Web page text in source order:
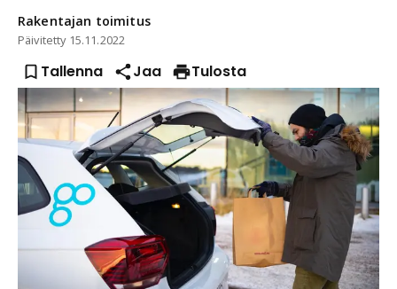
Rakentajan toimitus
Päivitetty 15.11.2022
Tallenna Jaa Tulosta